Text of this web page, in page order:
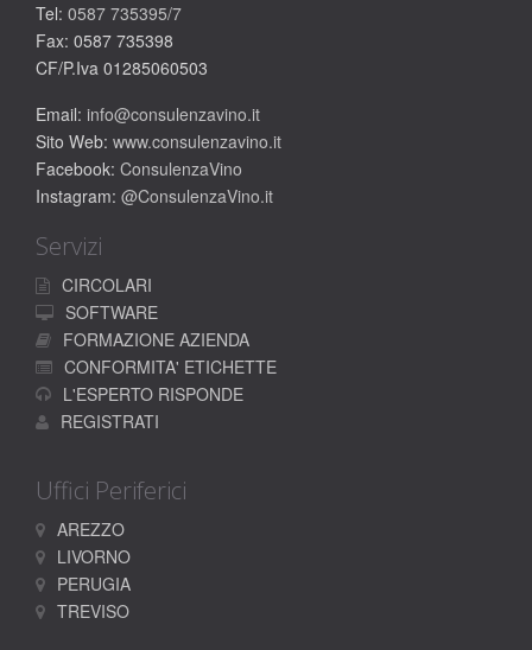
Tel: 0587 735395/7
Fax: 0587 735398
CF/P.Iva 01285060503
Email: info@consulenzavino.it
Sito Web: www.consulenzavino.it
Facebook: ConsulenzaVino
Instagram: @ConsulenzaVino.it
Servizi
CIRCOLARI
SOFTWARE
FORMAZIONE AZIENDA
CONFORMITA' ETICHETTE
L'ESPERTO RISPONDE
REGISTRATI
Uffici Periferici
AREZZO
LIVORNO
PERUGIA
TREVISO